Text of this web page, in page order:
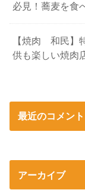
必見！蕎麦を食
【焼肉 和民】
供も楽しい焼肉
最近のコメント
アーカイブ